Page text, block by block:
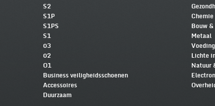
S2
S1P
S1PS
S1
03
02
O1
Business veiligheidsschoenen
Accessoires
Duurzaam
Chemie
Bouw &
Metaal
Voeding
Lichte
Natuur